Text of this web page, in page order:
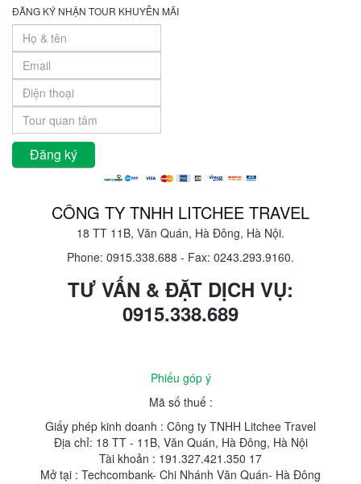
ĐĂNG KÝ NHẬN TOUR KHUYỄN MÃI
CÔNG TY TNHH LITCHEE TRAVEL
18 TT 11B, Văn Quán, Hà Đông, Hà Nội.
Phone: 0915.338.688 - Fax: 0243.293.9160.
TƯ VẤN & ĐẶT DỊCH VỤ:
0915.338.689
Phiếu góp ý
Mã số thuế :
Giấy phép kinh doanh : Công ty TNHH Litchee Travel
Địa chỉ: 18 TT - 11B, Văn Quán, Hà Đông, Hà Nội
Tài khoản : 191.327.421.350 17
Mở tại : Techcombank- Chi Nhánh Văn Quán- Hà Đông